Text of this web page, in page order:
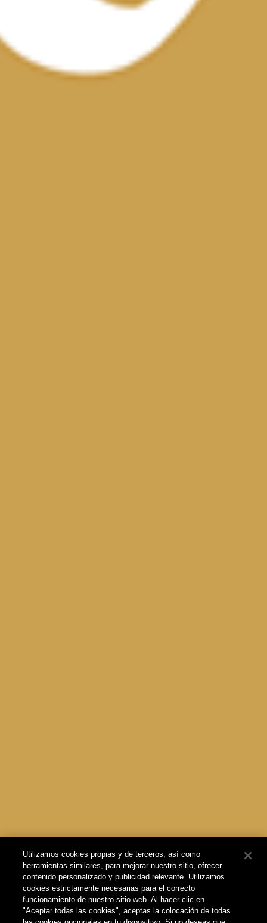
Utilizamos cookies propias y de terceros, así como
herramientas similares, para mejorar nuestro sitio, ofrecer
contenido personalizado y publicidad relevante. Utilizamos
cookies estrictamente necesarias para el correcto
funcionamiento de nuestro sitio web. Al hacer clic en
"Aceptar todas las cookies", aceptas la colocación de todas